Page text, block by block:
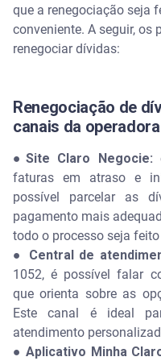
que a renegociação seja
conveniente. A seguir, os
renegociar dívidas:
Renegociação de
canais da operadora
●Site Claro Negocie:
faturas em atraso e
possível parcelar as
pagamento mais
todo o processo seja
● Central de
1052, é possível falar
que orienta sobre as
Este canal é ideal
atendimento
● Aplicativo Minha